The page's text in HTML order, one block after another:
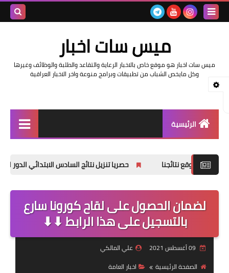
ميس سات اخبار
ميس سات اخبار هو موقع خاص بالاخبار الرعاية والتقاعد والطلبة والوظائف وغيرها
وكل مايخص الشباب من تطبيقات وبرامج منوعة واخر الاخبار العراقية
الرئيسية
اخبار وزارة التربية والتعليم
اخبار العراق والعالم
اخبار وزارة العمل وهيئة
قسم التطبيقات
حصريا تنزيل نتائج السادس الابتدائي الدور الثاني 2025
لضمان الحصول على لقاح كورونا سارع
بالتسجيل على هذا الرابط ⬇⬇
علي المالكي
الصفحة الرئيسية
اخبار العامة